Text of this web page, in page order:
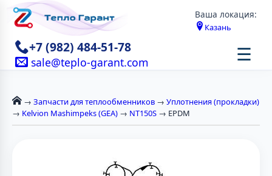
Ваша локация:
Казань
+7 (982) 484-51-78
sale@teplo-garant.com ☰
→ Запчасти для теплообменников → Уплотнения (прокладки)
→ Kelvion Mashimpeks (GEA) → NT150S → EPDM